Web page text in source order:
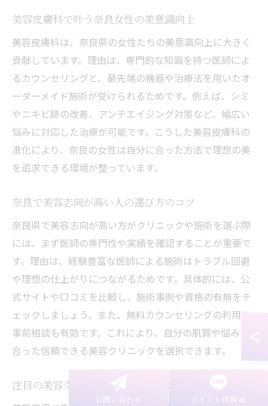
美容皮膚科で叶う奈良女性の美意識向上
美容皮膚科は、奈良県の女性たちの美意識向上に大きく
貢献しています。理由は、専門的な知識を持つ医師によ
るカウンセリングと、最先端の機器や治療法を用いたオ
ーダーメイド施術が受けられるためです。例えば、シミ
やニキビ跡の改善、アンチエイジング対策など、幅広い
悩みに対応した治療が可能です。こうした美容皮膚科の
進化により、奈良の女性は自分に合った方法で理想の美
を追求できる環境が整っています。
奈良で美容志向が高い人の選び方のコツ
奈良県で美容志向が高い方がクリニックや施術を選ぶ際
には、まず医師の専門性や実績を確認することが重要で
す。理由は、経験豊富な医師による施術はトラブル回避
や理想の仕上がりにつながるためです。具体的には、公
式サイトや口コミを比較し、施術事例や資格の有無をチ
ェックしましょう。また、無料カウンセリングの利用や
事前相談も有効です。これにより、自分の肌質や悩みに
合った信頼できる美容クリニックを選択できます。
注目の美容クリニック求人情報もチェック
お問い合わせ ポイント特典